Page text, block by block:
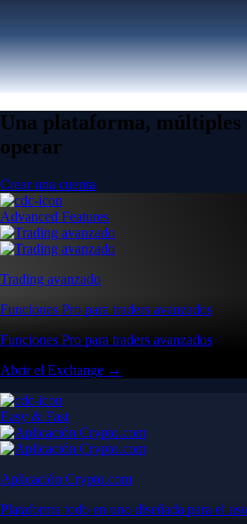
Una plataforma, múltiples
operar
Crear una cuenta
Advanced Features
Trading avanzado
Funciones Pro para traders avanzados
Funciones Pro para traders avanzados
Abrir el Exchange →
Easy & Fast
Aplicación Crypto.com
Plataforma todo en uno diseñada para el